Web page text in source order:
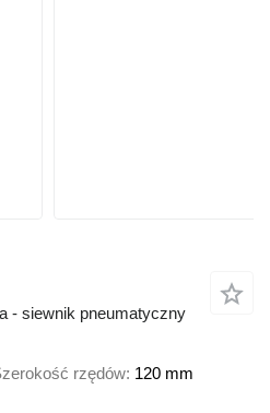
- siewnik pneumatyczny
rzędów 120 mm